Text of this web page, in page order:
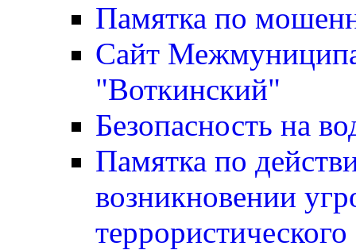
Памятка по
Сайт
"Воткинский"
Безопасность на
Памятка по
возникновении
террористического